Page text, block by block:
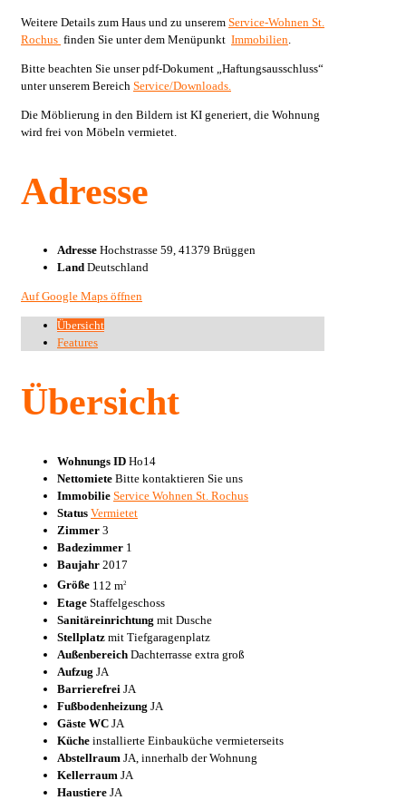
Weitere Details zum Haus und zu unserem Service-Wohnen St.
Rochus finden Sie unter dem Menüpunkt Immobilien
Bitte beachten Sie unser pdf-Dokument „Haftungsausschluss“
unter unserem Bereich Service/Downloads.
Die Möblierung in den Bildern ist KI generiert, die Wohnung
wird frei von Möbeln vermietet.
Adresse
Adresse Hochstrasse 59, 41379 Brüggen
Land Deutschland
Auf Google Maps öffnen
Übersicht
Features
Übersicht
Wohnungs ID Ho14
Nettomiete Bitte kontaktieren Sie uns
Immobilie Service Wohnen St. Rochus
Status Vermietet
Zimmer 3
Badezimmer 1
Baujahr 2017
Größe 112 m2
Etage Staffelgeschoss
Sanitäreinrichtung mit Dusche
Stellplatz mit Tiefgaragenplatz
Außenbereich Dachterrasse extra groß
Aufzug JA
Barrierefrei JA
Fußbodenheizung JA
Gäste WC JA
Küche installierte Einbauküche vermieterseits
Abstellraum JA, innerhalb der Wohnung
Kellerraum JA
Haustiere JA